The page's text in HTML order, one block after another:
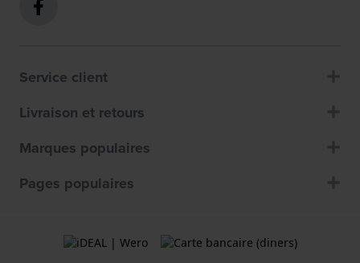
Service client
Livraison et retours
Marques populaires
Pages populaires